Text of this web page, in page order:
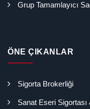
Grup Tamamlayıcı
ÖNE ÇIKANLAR
Sigorta Brokerliği
Sanat Eseri Sigortası